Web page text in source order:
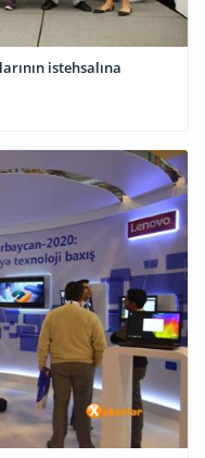
istehsalına